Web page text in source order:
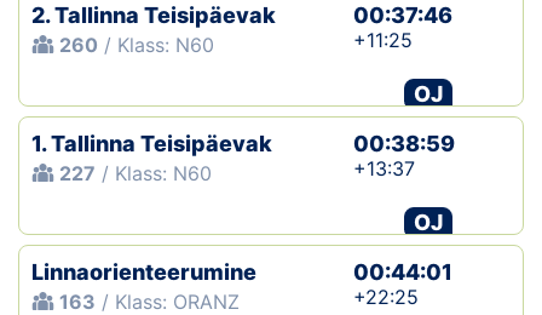
2. Tallinna Teisipäevak
260 / Klass: N60
00:37:46
+11:25
OJ
1. Tallinna Teisipäevak
227 / Klass: N60
00:38:59
+13:37
OJ
Linnaorienteerumine
163 / Klass: ORANZ
00:44:01
+22:25